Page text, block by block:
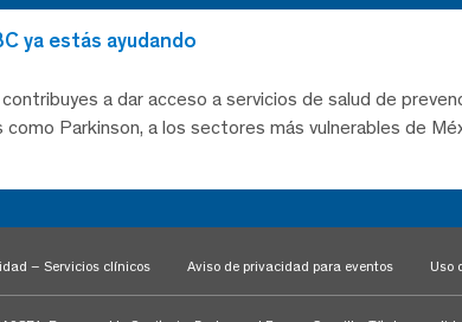
ya estás ayudando
a dar acceso a servicios de salud de
Parkinson, a los sectores más vulnerables de
– Servicios clínicos Aviso de privacidad para eventos Uso